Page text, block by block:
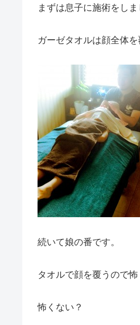
まずは息子に施術をしま
ガーゼタオルは顔全体
続いて娘の番です。
タオルで顔を覆うので
怖くない？